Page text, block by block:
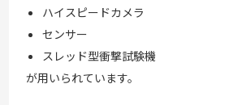
ハイスピードカメラ
センサー
スレッド型衝撃試験機
が用いられています。